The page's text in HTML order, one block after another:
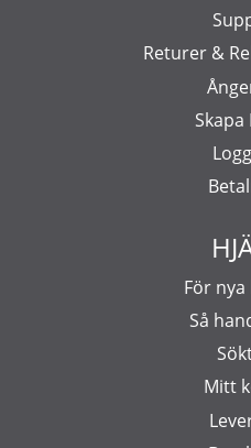
Returer &
För
Så
Mitt